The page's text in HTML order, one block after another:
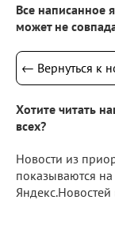
Все написанное
может не
← Вернуться к
Хотите читать
всех?
Новости из
показываются на